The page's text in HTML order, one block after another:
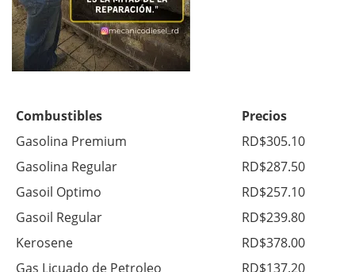
Combustibles
Precios
Gasolina Premium
RD$305.10
Gasolina Regular
RD$287.50
Gasoil Optimo
RD$257.10
Gasoil Regular
RD$239.80
Kerosene
RD$378.00
Gas Licuado de Petroleo
RD$137.20